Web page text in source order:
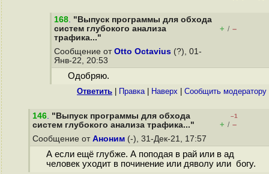
168. "Выпуск программы для обхода
систем глубокого анализа
трафика..."
+ / –
Сообщение от Otto Octavius (?), 01-
Янв-22, 20:53
Одобряю.
Ответить Правка| Наверх Cообщить модератору
146. "Выпуск программы для обхода
систем глубокого анализа трафика..."
–1
+ / –
Сообщение от Аноним (-), 31-Дек-21, 17:57
А если ещё глубже. А поподая в рай или в ад
человек уходит в починение или дяволу или богу.